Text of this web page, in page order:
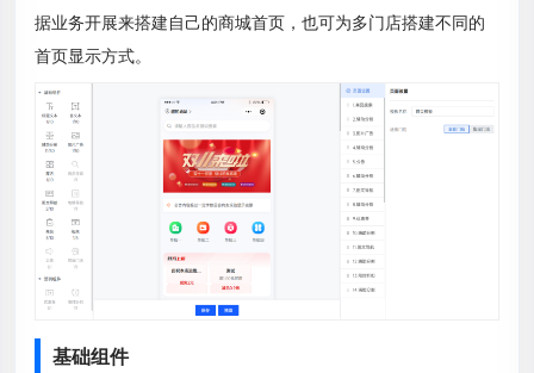
据业务开展来搭建自己的商城首页，也可为多门店搭建不同的
首页显示方式。
基础组件